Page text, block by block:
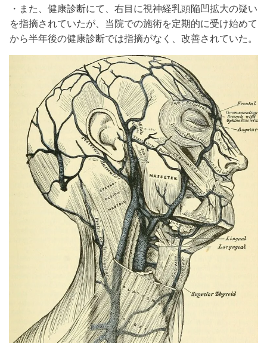
・また、健康診断にて、右目に視神経乳頭陥凹拡大の疑い
を指摘されていたが、当院での施術を定期的に受け始めて
から半年後の健康診断では指摘がなく、改善されていた。